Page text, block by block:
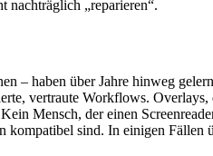
„reparieren“.
– haben über Jahre hinweg
vertraute Workflows.
Mensch, der einen
sind. In einigen